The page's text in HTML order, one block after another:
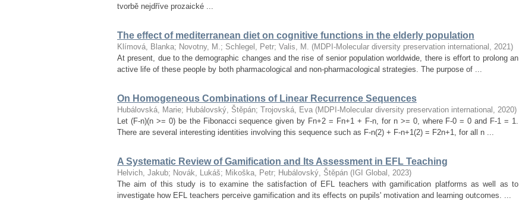
tvorbě nejdříve prozaické ...
The effect of mediterranean diet on cognitive functions in the elderly population
Klímová, Blanka; Novotny, M.; Schlegel, Petr; Valis, M. (MDPI-Molecular diversity preservation international , 2021)
At present, due to the demographic changes and the rise of senior population worldwide, there is effort to prolong an
active life of these people by both pharmacological and non‐pharmacological strategies. The purpose of ...
On Homogeneous Combinations of Linear Recurrence Sequences
Hubálovská, Marie; Hubálovský, Štěpán; Trojovská, Eva (MDPI-Molecular diversity preservation international , 2020)
Let (F-n)(n >= 0) be the Fibonacci sequence given by Fn+2 = Fn+1 + F-n, for n >= 0, where F-0 = 0 and F-1 = 1.
There are several interesting identities involving this sequence such as F-n(2) + F-n+1(2) = F2n+1, for all n ...
A Systematic Review of Gamification and Its Assessment in EFL Teaching
Helvich, Jakub; Novák, Lukáš; Mikoška, Petr; Hubálovský, Štěpán ( IGI Global , 2023)
The aim of this study is to examine the satisfaction of EFL teachers with gamification platforms as well as to
investigate how EFL teachers perceive gamification and its effects on pupils' motivation and learning outcomes. ...